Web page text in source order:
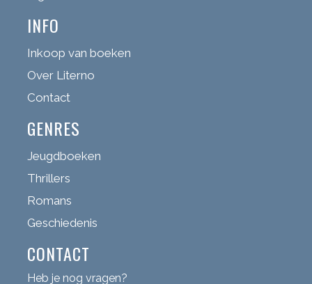
INFO
Inkoop van boeken
Over Literno
Contact
GENRES
Jeugdboeken
Thrillers
Romans
Geschiedenis
CONTACT
Heb je nog vragen?